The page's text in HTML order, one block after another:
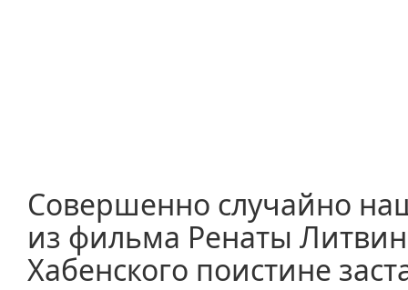
Совершенно случайно
из фильма Ренаты
Хабенского поистине